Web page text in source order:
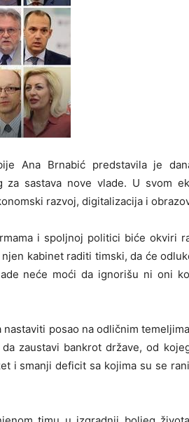
Ana Brnabić predstavila je
sastava nove vlade. U svom
razvoj, digitalizacija i
i spoljnoj politici biće okviri
kabinet raditi timski, da će
neće moći da ignorišu ni oni
posao na odličnim
zaustavi bankrot države, od
i smanji deficit sa kojima su se